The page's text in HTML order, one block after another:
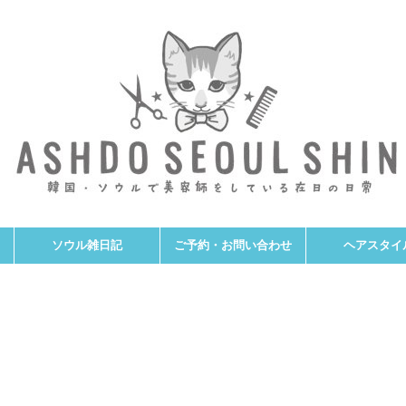
ソウル雑日記 ご予約・お問い合わせ ヘアスタイ